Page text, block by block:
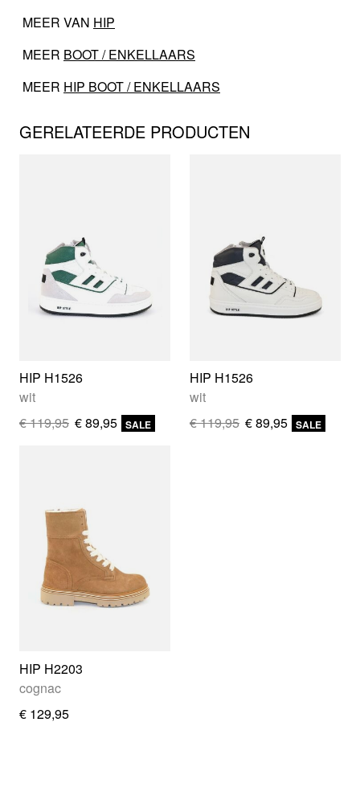
MEER VAN HIP
MEER BOOT / ENKELLAARS
MEER HIP BOOT / ENKELLAARS
GERELATEERDE PRODUCTEN
HIP H1526
wit
€ 119,95 € 89,95 SALE
HIP H1526
wit
€ 119,95 € 89,95 SALE
HIP H2203
cognac
€ 129,95